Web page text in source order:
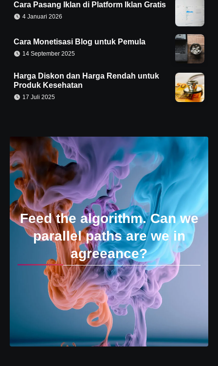
Cara Pasang Iklan di Platform Iklan Gratis
4 Januari 2026
Cara Monetisasi Blog untuk Pemula
14 September 2025
Harga Diskon dan Harga Rendah untuk
Produk Kesehatan
17 Juli 2025
Feed the algorithm. Can we
parallel paths are we in
agreeance?